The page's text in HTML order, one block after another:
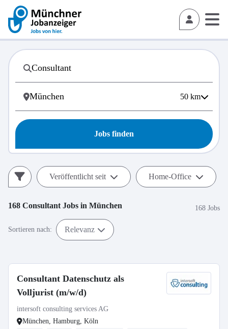
50 km
Jobs finden
Veröffentlicht seit Home-Office
168 Consultant Jobs in München 168 Jobs
Sortieren nach: Relevanz
Consultant Datenschutz als
Volljurist (m/w/d)
intersoft consulting services AG
München, Hamburg, Köln